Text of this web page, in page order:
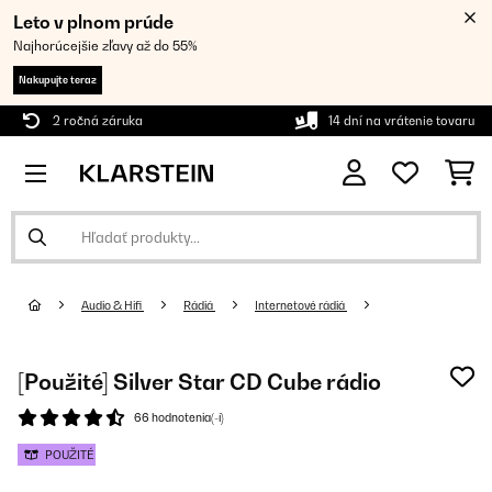
Leto v plnom prúde
Najhorúcejšie zľavy až do 55%
Nakupujte teraz
2 ročná záruka 14 dní na vrátenie tovaru
Audio & Hifi Rádiá Internetové rádiá
[Použité] Silver Star CD Cube rádio
66 hodnotenia(-í)
POUŽITÉ